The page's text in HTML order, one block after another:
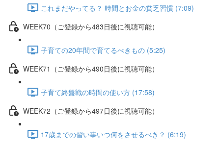
これまだやってる？ 時間とお金の貧乏習慣 (7:09)
WEEK70（ご登録から483日後に視聴可能）
子育ての20年間で育てるべきもの (5:25)
WEEK71（ご登録から490日後に視聴可能）
子育て終盤戦の時間の使い方 (17:58)
WEEK72（ご登録から497日後に視聴可能）
17歳までの習い事いつ何をさせるべき？ (6:19)